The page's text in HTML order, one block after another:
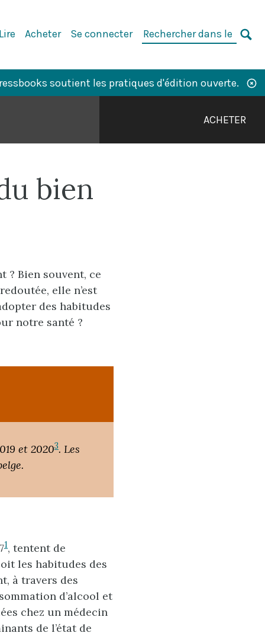
Lire Acheter Se connecter
Rechercher
livre
:
soutient les pratiques d'édition ouverte.
ACHETER
bien
Bien souvent, ce
elle n’est
des habitudes
notre santé ?
et 20203. Les
1, tentent de
les habitudes des
à travers des
d’alcool et
chez un médecin
de l’état de